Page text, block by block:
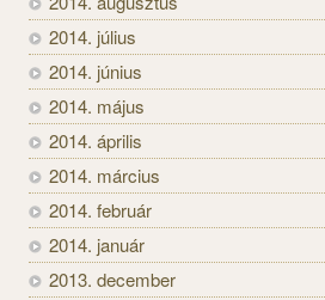
2014. július
2014. június
2014. május
2014. április
2014. március
2014. február
2014. január
2013. december